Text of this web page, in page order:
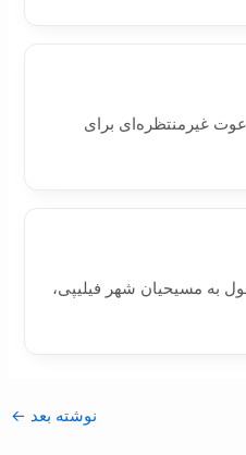
غیرمنتظره‌ای برای
به مسیحیان شهر فیلیپی،
نوشته بعد ←